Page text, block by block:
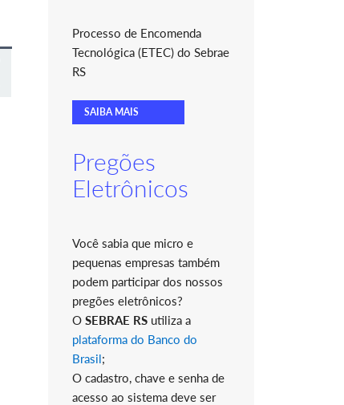
Processo de Encomenda
Tecnológica (ETEC) do Sebrae
RS
SAIBA MAIS
Pregões
Eletrônicos
Você sabia que micro e
pequenas empresas também
podem participar dos nossos
pregões eletrônicos?
O SEBRAE RSutiliza a
plataforma do Banco do
Brasil;
O cadastro, chave e senha de
acesso ao sistema deve ser